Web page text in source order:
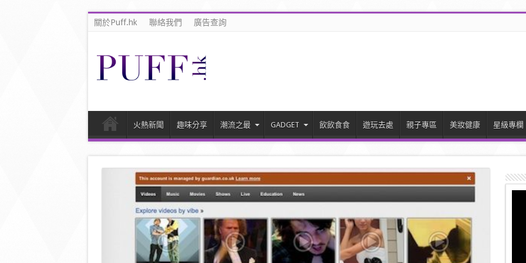
關於Puff.hk 聯絡我們 廣告查詢
火熱新聞 趣味分享 潮流之最 GADGET 飲飲食食 遊玩去處 親子專區 美妝健康 星級專欄